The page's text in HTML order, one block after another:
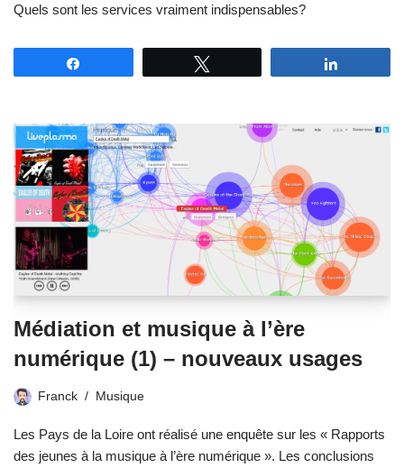
Quels sont les services vraiment indispensables?
Médiation et musique à l’ère
numérique (1) – nouveaux usages
Franck Musique
Les Pays de la Loire ont réalisé une enquête sur les « Rapports
des jeunes à la musique à l’ère numérique ». Les conclusions